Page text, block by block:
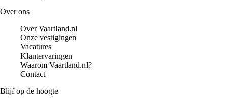
Over ons
Over Vaartland.nl
Onze vestigingen
Vacatures
Klantervaringen
Waarom Vaartland.nl?
Contact
Blijf op de hoogte